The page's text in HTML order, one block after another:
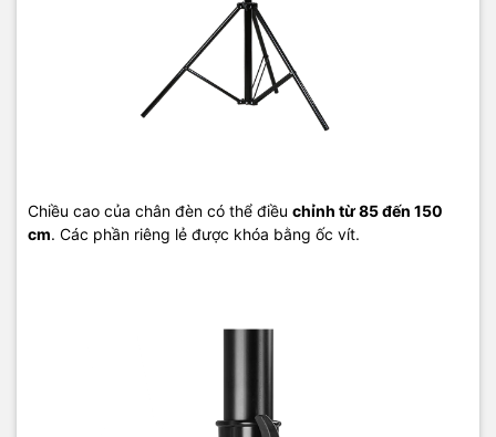
Chiều cao của chân đèn có thể điều chỉnh từ 85 đến 150
cm. Các phần riêng lẻ được khóa bằng ốc vít.